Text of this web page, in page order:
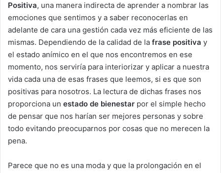
Positiva, una manera indirecta de aprender a nombrar las
emociones que sentimos y a saber reconocerlas en
adelante de cara una gestión cada vez más eficiente de las
mismas. Dependiendo de la calidad de la frase positiva y
el estado anímico en el que nos encontremos en ese
momento, nos serviría para interiorizar y aplicar a nuestra
vida cada una de esas frases que leemos, si es que son
positivas para nosotros. La lectura de dichas frases nos
proporciona un estado de bienestar por el simple hecho
de pensar que nos harían ser mejores personas y sobre
todo evitando preocuparnos por cosas que no merecen la
pena.
Parece que no es una moda y que la prolongación en el